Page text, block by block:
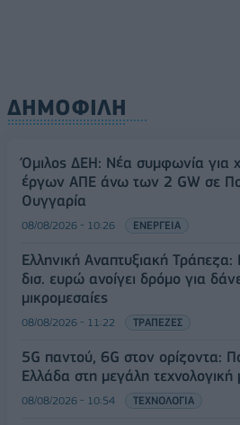
ΔΗΜΟΦΙΛΗ
Όμιλος ΔΕΗ: Νέα συμφωνία για
έργων ΑΠΕ άνω των 2 GW σε
Ουγγαρία
08/08/2026 - 10:26 ΕΝΕΡΓΕΙΑ
Ελληνική Αναπτυξιακή
δισ. ευρώ ανοίγει δρόμο για
μικρομεσαίες
08/08/2026 - 11:22 ΤΡΑΠΕΖΕΣ
5G παντού, 6G στον ορίζοντα:
Ελλάδα στη μεγάλη τεχνολογική
08/08/2026 - 10:54 ΤΕΧΝΟΛΟΓΙΑ